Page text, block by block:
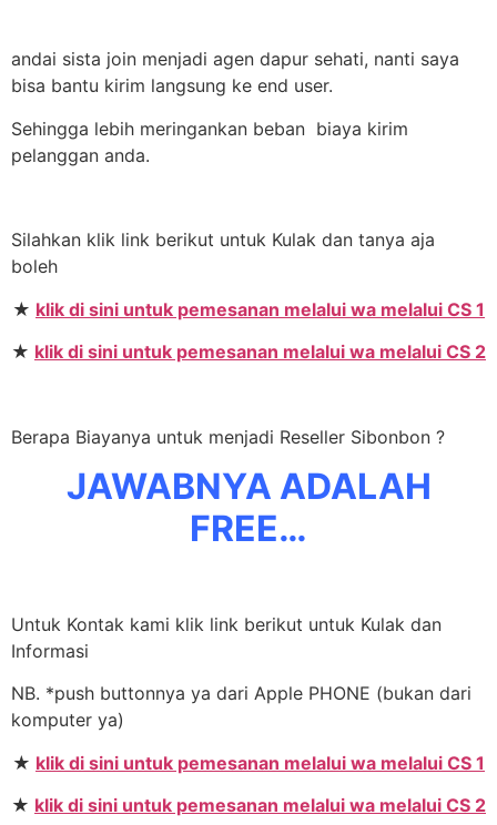
andai sista join menjadi agen dapur sehati, nanti saya
bisa bantu kirim langsung ke end user.
Sehingga lebih meringankan beban biaya kirim
pelanggan anda.
Silahkan klik link berikut untuk Kulak dan tanya aja
boleh
★ klik di sini untuk pemesanan melalui wa melalui CS 1
★ klik di sini untuk pemesanan melalui wa melalui CS 2
Berapa Biayanya untuk menjadi Reseller Sibonbon ?
JAWABNYA ADALAH
FREE…
Untuk Kontak kami klik link berikut untuk Kulak dan
Informasi
NB. *push buttonnya ya dari Apple PHONE (bukan dari
komputer ya)
★ klik di sini untuk pemesanan melalui wa melalui CS 1
★ klik di sini untuk pemesanan melalui wa melalui CS 2